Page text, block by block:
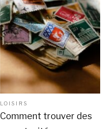
LOISIRS
Comment trouver des